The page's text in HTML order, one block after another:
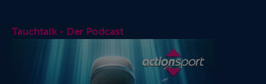
Tauchtalk - Der Podcast